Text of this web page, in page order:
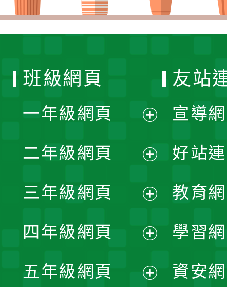
班級網頁
一年級網頁
開
選
單
二年級網頁
開
選
單
三年級網頁
開
選
四年級網頁
五年級網頁
友站
宣導
好站
教育
學習
資安